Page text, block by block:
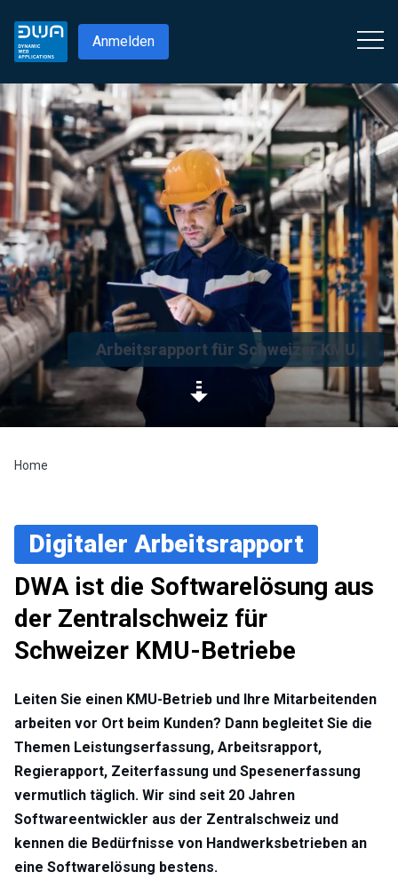
Anmelden
Arbeitsrapportfür Schweizer KMU
Home
Digitaler Arbeitsrapport
DWA ist die Softwarelösung aus
der Zentralschweiz für
Schweizer KMU-Betriebe
Leiten Sie einen KMU-Betrieb und Ihre Mitarbeitenden
arbeiten vor Ort beim Kunden? Dann begleitet Sie die
Themen Leistungserfassung, Arbeitsrapport,
Regierapport, Zeiterfassung und Spesenerfassung
vermutlich täglich. Wir sind seit 20 Jahren
Softwareentwickler aus der Zentralschweiz und
kennen die Bedürfnisse von Handwerksbetrieben an
eine Softwarelösung bestens.